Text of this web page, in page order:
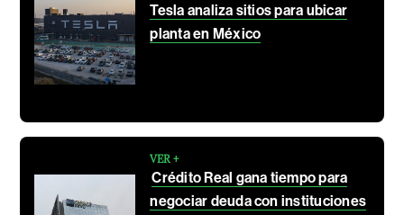
Tesla analiza sitios para ubicar
planta en México
VER +
Crédito Real gana tiempo para
negociar deuda con instituciones